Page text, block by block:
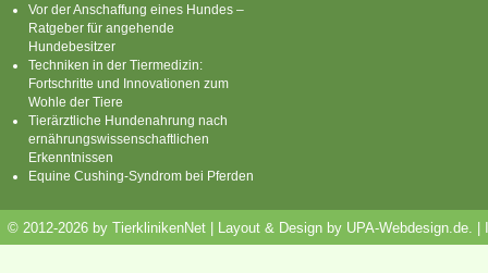
Vor der Anschaffung eines Hundes –
Ratgeber für angehende
Hundebesitzer
Techniken in der Tiermedizin:
Fortschritte und Innovationen zum
Wohle der Tiere
Tierärztliche Hundenahrung nach
ernährungswissenschaftlichen
Erkenntnissen
Equine Cushing-Syndrom bei Pferden
© 2012-2026 by TierklinikenNet | Layout & Design by UPA-Webdesign.de.